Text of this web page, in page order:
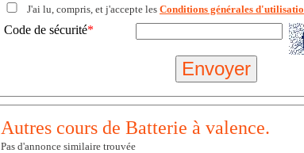
J'ai lu, compris, et j'accepte les Conditions générales
Code de sécurité*
Autres cours de Batterie à valence.
Pas d'annonce similaire trouvée